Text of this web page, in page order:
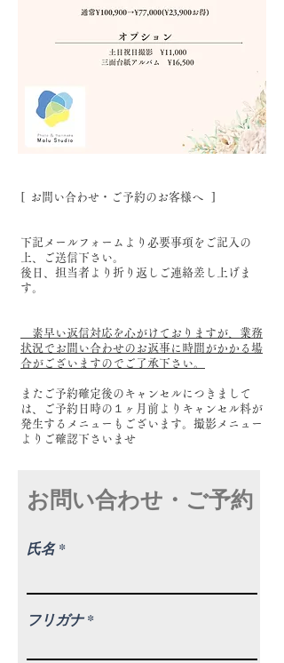
[ お問い合わせ・ご予約のお客様へ ]
下記メールフォームより必要事項をご記入の
上、ご送信下さい。
後日、担当者より折り返しご連絡差し上げま
す。
素早い返信対応を心がけておりますが、業務
状況でお問い合わせのお返事に時間がかかる場
合がございますのでご了承下さい。
またご予約確定後のキャンセルにつきまして
は、ご予約日時の１ヶ月前よりキャンセル料が
発生するメニューもございます。撮影メニュー
よりご確認下さいませ
お問い合わせ・ご予約
氏名
フリガナ